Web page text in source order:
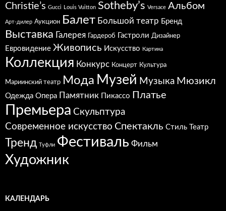
Christie’s Gucci Louis Vuitton Sotheby’s Versace Альбом
Арт-дилер Аукцион Балет Большой театр Бренд
Выставка Галерея Гардероб Гастроли Дизайнер
Евровидение Живопись Искусство Картина
Коллекция Конкурс Концерт Культура
Мариинский театр Мода Музей Музыка Мюзикл
Одежда Опера Памятник Пикассо Платье
Премьера Скульптура
Современное искусство Спектакль Стиль Театр
Тренд Туфли Фестиваль Фильм
Художник
КАЛЕНДАРЬ